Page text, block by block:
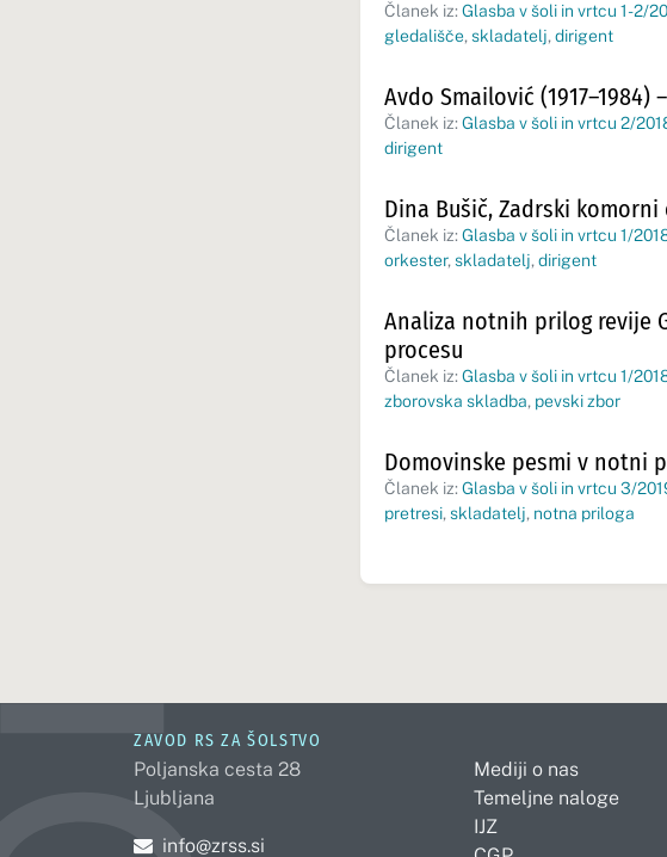
Članek iz: Glasba v šoli in vrtcu 1-2/
gledališče, skladatelj, dirigent
Avdo Smailović
Članek iz: Glasba v šoli in vrtcu 2/
dirigent
Dina Bušič, Zadrski
Članek iz: Glasba v šoli in vrtcu 1/
orkester, skladatelj, dirigent
Analiza notnih prilog revije
procesu
Članek iz: Glasba v šoli in vrtcu 1/
zborovska skladba, pevski zbor
Domovinske pesmi v notni
Članek iz: Glasba v šoli in vrtcu 3/
pretresi, skladatelj, notna priloga
ZAVOD RS ZA ŠOLSTVO
Poljanska cesta 28
Ljubljana
Pošljite e-mail na
info@zrss.si
Mediji o nas
Temeljne naloge
IJZ